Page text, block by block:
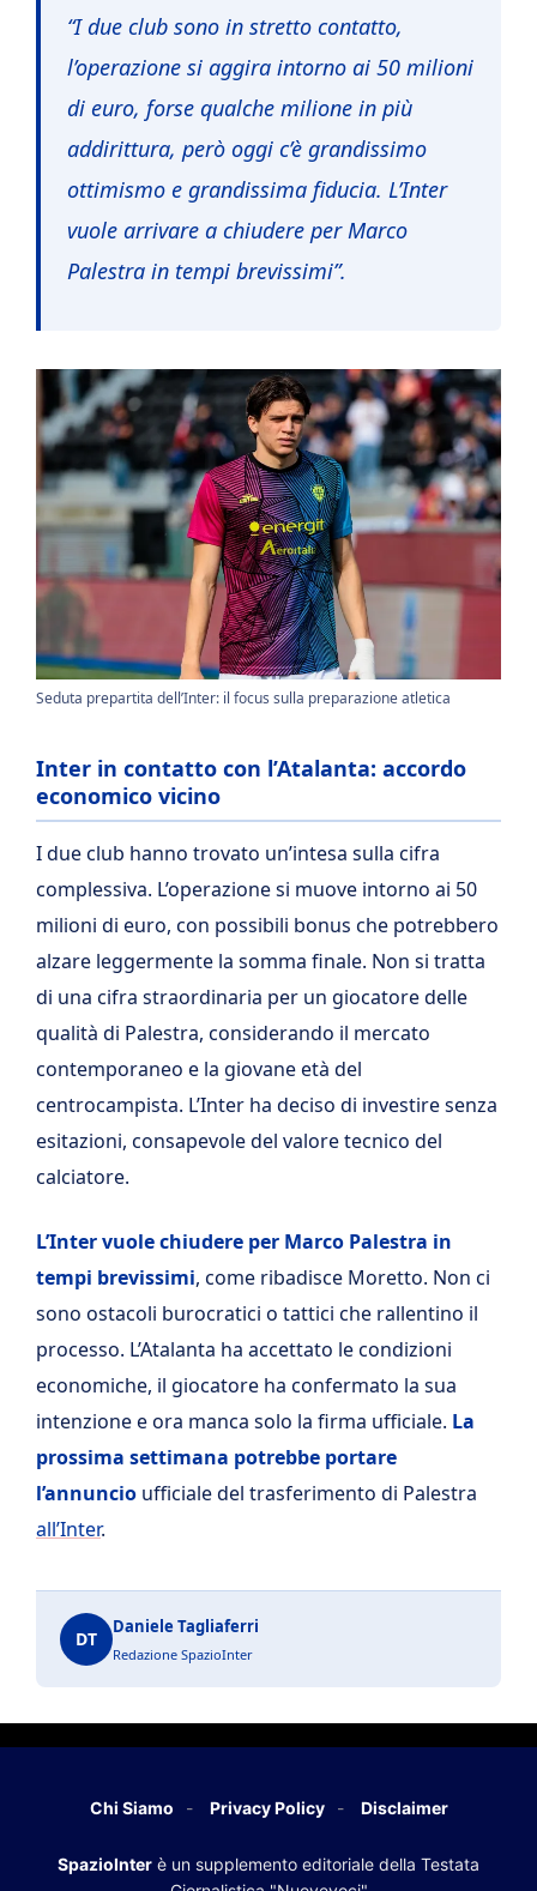
“I due club sono in stretto contatto,
l’operazione si aggira intorno ai 50 milioni
di euro, forse qualche milione in più
addirittura, però oggi c’è grandissimo
ottimismo e grandissima fiducia. L’Inter
vuole arrivare a chiudere per Marco
Palestra in tempi brevissimi”.
Seduta prepartita dell’Inter: il focus sulla preparazione atletica
Inter in contatto con l’Atalanta: accordo
economico vicino
I due club hanno trovato un’intesa sulla cifra
complessiva. L’operazione si muove intorno ai 50
milioni di euro, con possibili bonus che potrebbero
alzare leggermente la somma finale. Non si tratta
di una cifra straordinaria per un giocatore delle
qualità di Palestra, considerando il mercato
contemporaneo e la giovane età del
centrocampista. L’Inter ha deciso di investire senza
esitazioni, consapevole del valore tecnico del
calciatore.
L’Inter vuole chiudere per Marco Palestra in
tempi brevissimi, come ribadisce Moretto. Non ci
sono ostacoli burocratici o tattici che rallentino il
processo. L’Atalanta ha accettato le condizioni
economiche, il giocatore ha confermato la sua
intenzione e ora manca solo la firma ufficiale. La
prossima settimana potrebbe portare
l’annuncio ufficiale del trasferimento di Palestra
all’Inter.
DT
Daniele Tagliaferri
Redazione SpazioInter
Chi Siamo Privacy Policy Disclaimer
SpazioInter è un supplemento editoriale della Testata